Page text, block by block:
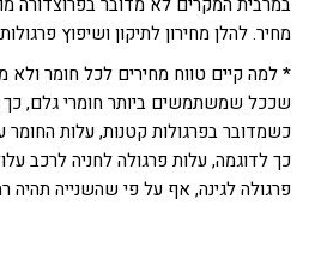
מחיר. להלן מחירון לתיקון ושיפוץ
* למה קיים טווח מחירים לכל חומר ולא
שככל שמשתמשים ביותר חומרי גלם, כך
כשמדובר בפרגולות קטנות, עלות החומר
כך לדוגמה, עלות פרגולה לחניה לרכב
פרגולה לגינה, אף על פי שהשנייה תהיה